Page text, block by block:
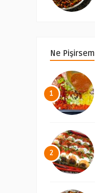
Ne Pişirsem
1
2